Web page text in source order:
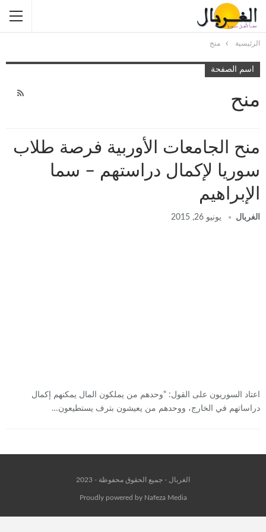
الرئيسية منح
اسم الصفحة
منح
منح الجامعات الأوربية فرصة طلاب
سوريا لإكمال دراستهم – سما
الإبراهيم
الغربال يونيو 26, 2015
اعتاد السوريون على القول: "وحدهم من يملكون المال يمكنهم إكمال
دراساتهم في الخارج، ووحدهم من يعيشون بترف يستطيعون…
الغربال - جميع الحقوق محفوظة - 2023
Proudly powered by Nafeza Media